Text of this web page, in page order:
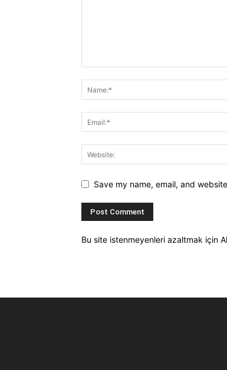
Save my name, email, and
Bu site istenmeyenleri azaltmak için